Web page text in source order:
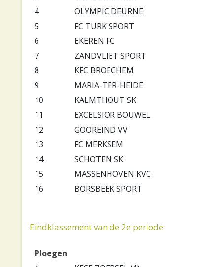
4
OLYMPIC DEURNE
5
FC TURK SPORT
6
EKEREN FC
7
ZANDVLIET SPORT
8
KFC BROECHEM
9
MARIA-TER-HEIDE
10
KALMTHOUT SK
11
EXCELSIOR BOUWEL
12
GOOREIND VV
13
FC MERKSEM
14
SCHOTEN SK
15
MASSENHOVEN KVC
16
BORSBEEK SPORT
Eindklassement van de 2e periode
Ploegen